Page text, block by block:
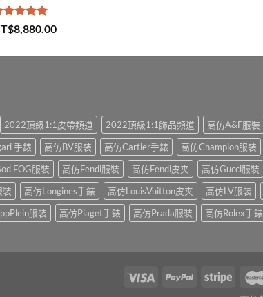
分 5.00
分 5
8,880.00
2022頂級1:1皮帶頻道 2022頂級1:1飾品頻道 高仿A&F服裝
手錶 高仿BV服裝 高仿Cartier手錶 高仿Champion服裝
FOG服裝 高仿Fendi服裝 高仿Fendi皮夹 高仿Gucci服裝
裝 高仿Longines手錶 高仿LouisVuitton皮夹 高仿LV服裝
服裝 高仿Piaget手錶 高仿Prada服裝 高仿Rolex手錶